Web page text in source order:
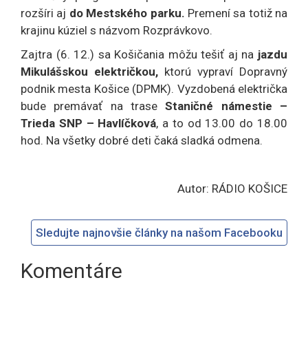
rozšíri aj do Mestského parku. Premení sa totiž na
krajinu kúziel s názvom Rozprávkovo.
Zajtra (6. 12.) sa Košičania môžu tešiť aj na jazdu
Mikulášskou električkou, ktorú vypraví Dopravný
podnik mesta Košice (DPMK). Vyzdobená električka
bude premávať na trase Staničné námestie –
Trieda SNP – Havlíčková, a to od 13.00 do 18.00
hod. Na všetky dobré deti čaká sladká odmena.
Autor: RÁDIO KOŠICE
Sledujte najnovšie články na našom Facebooku
Komentáre